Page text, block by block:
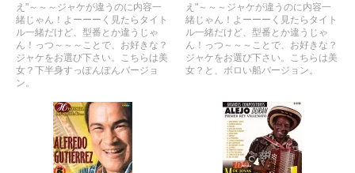
え"～～～ジャケが違うのに内容一
緒じゃん！よーーーく見たらタイト
ル一緒だけど、型番とか違うじゃ
ん！っつ～～～ことで、お好きな？
ジャケをお選び下さい。こちらは美
女？下半身すっぽんぽんバージョ
ン。
え"～～～ジャケが違うのに内容一
緒じゃん！よーーーく見たらタイト
ル一緒だけど、型番とか違うじゃ
ん！っつ～～～ことで、お好きな？
ジャケをお選び下さい。こちらは美
女？と、ボロい船バージョン。